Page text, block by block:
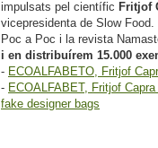
impulsats pel científic Fritjof
vicepresidenta de Slow
Poc a Poc i la revista
i en distribuírem 15.000
- ECOALFABETO, Fritjof
- ECOALFABET, Fritjof
fake designer bags